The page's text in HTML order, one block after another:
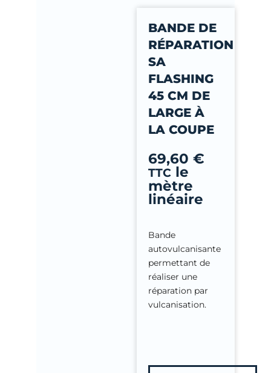
BANDE DE
RÉPARATION
SA
FLASHING
45 CM DE
LARGE À
LA COUPE
69,60 €
TTCle
mètre
linéaire
Bande
autovulcanisante
permettant de
réaliser une
réparation par
vulcanisation.